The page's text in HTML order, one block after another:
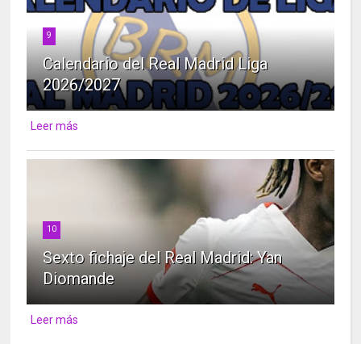
9
Calendario del Real Madrid Liga
2026/2027
Leer más
10
Sexto fichaje del Real Madrid: Yan
Diomande
Leer más